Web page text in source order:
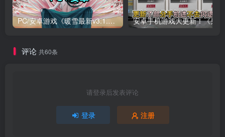
PC/安卓游戏《暖雪最新v3.1.0.1》终业DLC整合版！
评论 共60条
请登录后发表评论
登录 注册